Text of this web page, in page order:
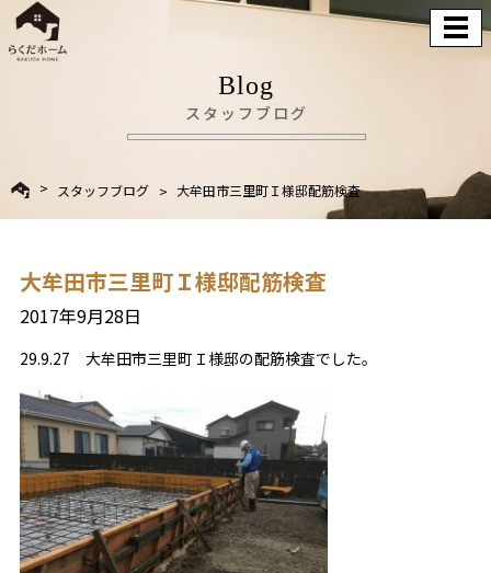
Blog
スタッフブログ
スタッフブログ 大牟田市三里町Ｉ様邸配筋検査
大牟田市三里町Ｉ様邸配筋検査
2017年9月28日
29.9.27 大牟田市三里町Ｉ様邸の配筋検査でした。